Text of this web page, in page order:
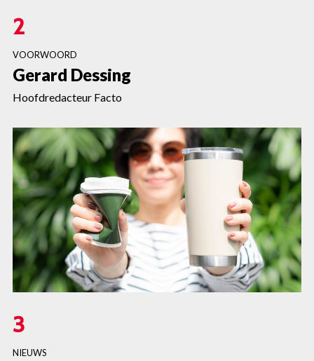
2
VOORWOORD
Gerard Dessing
Hoofdredacteur Facto
3
NIEUWS